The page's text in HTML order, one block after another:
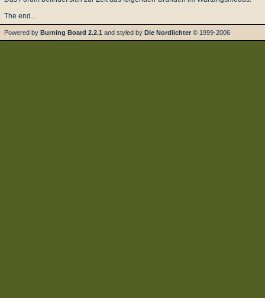
The end...
Powered by Burning Board 2.2.1 and styled by Die Nordlichter © 1999-2006